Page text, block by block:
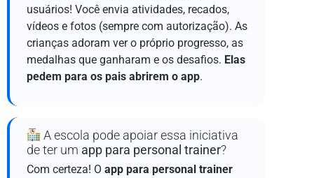
usuários! Você envia atividades, recados,
vídeos e fotos (sempre com autorização). As
crianças adoram ver o próprio progresso, as
medalhas que ganharam e os desafios. Elas
pedem para os pais abrirem o app.
A escola pode apoiar essa iniciativa
de ter um app para personal trainer?
Com certeza! O app para personal trainer